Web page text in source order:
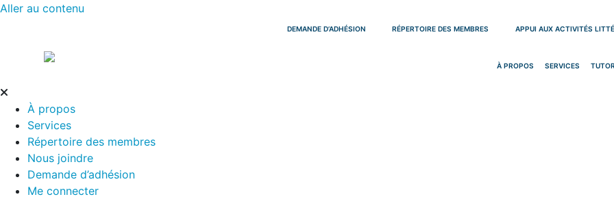
Aller au contenu
DEMANDE D’ADHÉSION RÉPERTOIRE DES MEMBRES APPUI AUX ACTIVITÉS
À PROPOS SERVICES
À propos
Services
Répertoire des membres
Nous joindre
Demande d’adhésion
Me connecter